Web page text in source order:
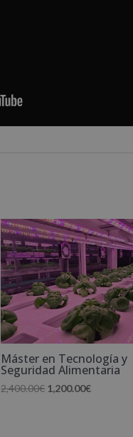
Máster en Tecnología y
Seguridad Alimentaria
2,400.00€ El
1,200.00€El